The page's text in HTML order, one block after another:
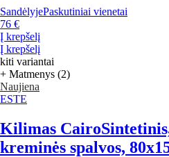
SandėlyjePaskutiniai vienetai
76 €
Į krepšelį
Į krepšelį
kiti variantai
+ Matmenys (2)
Naujiena
ESTE
Kilimas Cairo
kreminės spalvos,